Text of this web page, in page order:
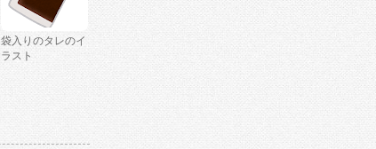
袋入りのタレのイ
ラスト